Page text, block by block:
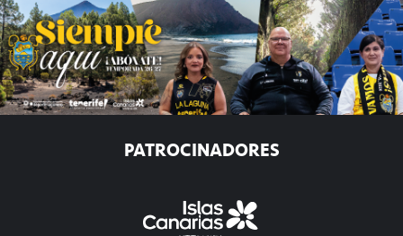
PATROCINADORES